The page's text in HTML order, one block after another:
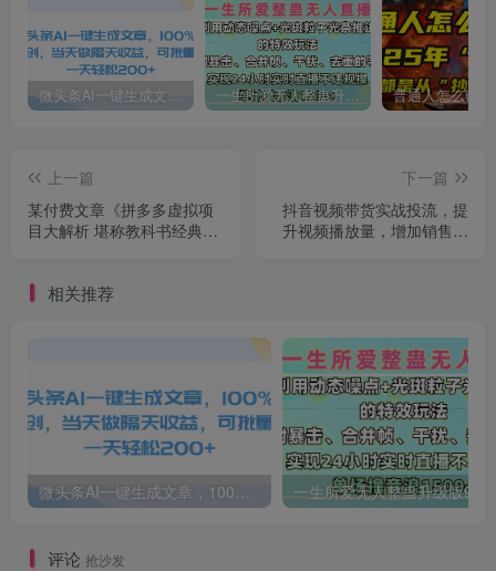
微头条AI一键生成文章，100%过原创，当天做隔天收益，可批量，一天轻松200+ 一生所爱无人整蛊升级版9.0，利用动态噪点+光斑粒子光条推进的特效玩法，内附暴击、合并帧、干扰、去重的手法，实现24小时实时直播不违规操，单场日入1500+，小白也能无脑驾驭
上一篇
某付费文章《拼多多虚拟项
目大解析 堪称教科书经典操
下一篇
抖音视频带货实战投流，提
升视频播放量，增加销售轻
相关推荐
评论 抢沙发